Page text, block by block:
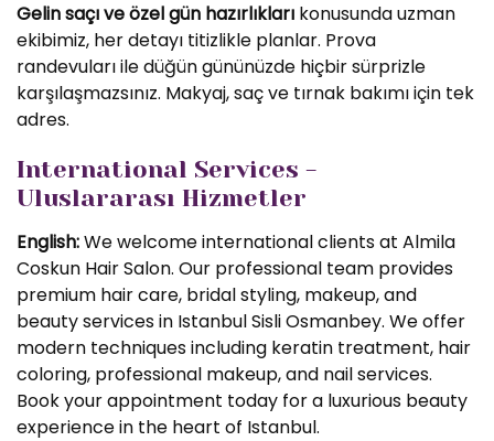
Gelin saçı ve özel gün hazırlıkları konusunda uzman
ekibimiz, her detayı titizlikle planlar. Prova
randevuları ile düğün gününüzde hiçbir sürprizle
karşılaşmazsınız. Makyaj, saç ve tırnak bakımı için tek
adres.
International Services -
Uluslararası Hizmetler
English:We welcome international clients at Almila
Coskun Hair Salon. Our professional team provides
premium hair care, bridal styling, makeup, and
beauty services in Istanbul Sisli Osmanbey. We offer
modern techniques including keratin treatment, hair
coloring, professional makeup, and nail services.
Book your appointment today for a luxurious beauty
experience in the heart of Istanbul.